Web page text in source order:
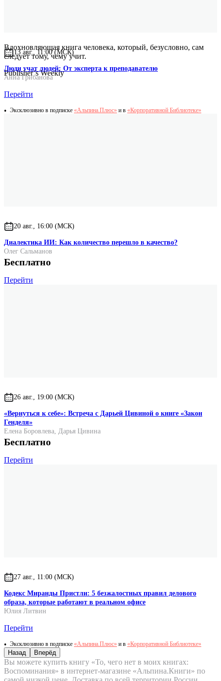
Вдохновляющая книга человека, который, безусловно, сам
следует тому, чему учит.
Publisher’s Weekly
13 авг., 11:00 (МСК)
Люди учат людей: От эксперта к преподавателю
Анна Грибанова
Перейти
Эксклюзивно в подписке «Альпина.Плюс» и в «Корпоративной Библиотеке»
20 авг., 16:00 (МСК)
Диалектика ИИ: Как количество перешло в качество?
Олег Сальманов
Бесплатно
Перейти
26 авг., 19:00 (МСК)
«Вернуться к себе»: Встреча с Дарьей Цивиной о книге «Закон
Генделя»
Елена Боровлева, Дарья Цивина
Бесплатно
Перейти
27 авг., 11:00 (МСК)
Кодекс Миранды Пристли: 5 безжалостных правил делового
образа, которые работают в реальном офисе
Юлия Литвин
Перейти
Эксклюзивно в подписке «Альпина.Плюс» и в «Корпоративной Библиотеке»
Назад Вперёд
Вы можете купить книгу «То, чего нет в моих книгах:
Воспоминания» в интернет-магазине «Альпина.Книги» по